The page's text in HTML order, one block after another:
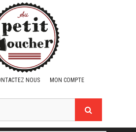
NOUS MON COMPTE